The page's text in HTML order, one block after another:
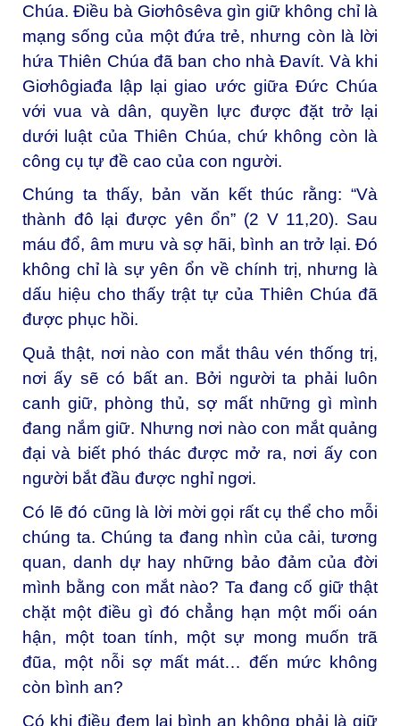
Chúa. Điều bà Giơhôsêva gìn giữ không chỉ là
mạng sống của một đứa trẻ, nhưng còn là lời
hứa Thiên Chúa đã ban cho nhà Đavít. Và khi
Giơhôgiađa lập lại giao ước giữa Đức Chúa
với vua và dân, quyền lực được đặt trở lại
dưới luật của Thiên Chúa, chứ không còn là
công cụ tự đề cao của con người.
Chúng ta thấy, bản văn kết thúc rằng: “Và
thành đô lại được yên ổn” (2 V 11,20). Sau
máu đổ, âm mưu và sợ hãi, bình an trở lại. Đó
không chỉ là sự yên ổn về chính trị, nhưng là
dấu hiệu cho thấy trật tự của Thiên Chúa đã
được phục hồi.
Quả thật, nơi nào con mắt thâu vén thống trị,
nơi ấy sẽ có bất an. Bởi người ta phải luôn
canh giữ, phòng thủ, sợ mất những gì mình
đang nắm giữ. Nhưng nơi nào con mắt quảng
đại và biết phó thác được mở ra, nơi ấy con
người bắt đầu được nghỉ ngơi.
Có lẽ đó cũng là lời mời gọi rất cụ thể cho mỗi
chúng ta. Chúng ta đang nhìn của cải, tương
quan, danh dự hay những bảo đảm của đời
mình bằng con mắt nào? Ta đang cố giữ thật
chặt một điều gì đó chẳng hạn một mối oán
hận, một toan tính, một sự mong muốn trã
đũa, một nỗi sợ mất mát… đến mức không
còn bình an?
Có khi điều đem lại bình an không phải là giữ